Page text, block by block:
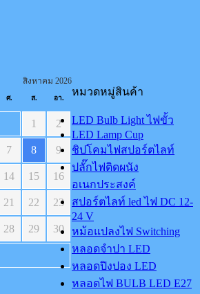
สิงหาคม 2026
ศ. ส. อา.
1 2
7 8 9
14 15 16
21 22 23
28 29 30
หมวดหมู่สินค้า
LED Bulb Light ไฟขั้ว
LED Lamp Cup
ชิปโคมไฟสปอร์ตไลท์
ปลั๊กไฟติดผนัง
อเนกประสงค์
สปอร์ตไลท์ led ไฟ DC 12-
24 V
หม้อแปลงไฟ Switching
หลอดจำปา LED
หลอดปิงปอง LED
หลอดไฟ BULB LED E27